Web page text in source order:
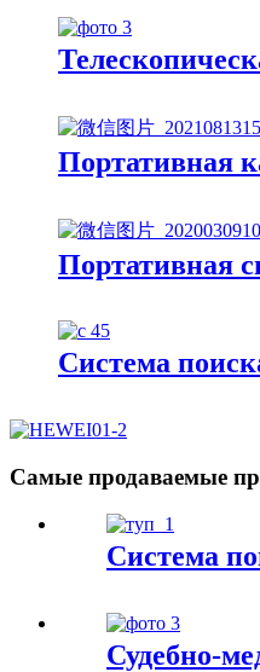
Портативная
Портативная
Система
Самые продаваемые
Система
Судебно-